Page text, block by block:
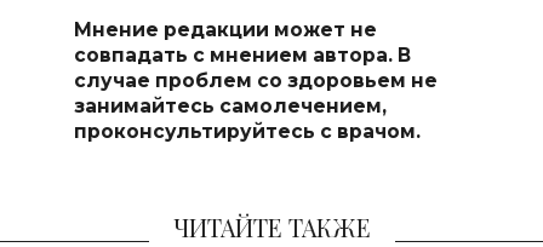
Мнение редакции может не
совпадать с мнением автора. В
случае проблем со здоровьем не
занимайтесь самолечением,
проконсультируйтесь с врачом.
ЧИТАЙТЕ ТАКЖЕ